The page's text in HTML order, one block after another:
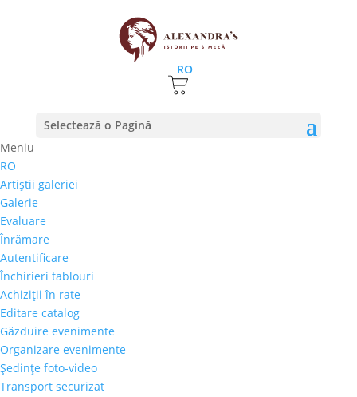
RO
Selectează o Pagină
Meniu
RO
Artiştii galeriei
Galerie
Evaluare
Înrămare
Autentificare
Închirieri tablouri
Achiziţii în rate
Editare catalog
Găzduire evenimente
Organizare evenimente
Şedinţe foto-video
Transport securizat
Prima pagină⚊Magazin
Preţ orientativ
Autor
Perioada
Stil/Şcoală
Tip lucrare
Tehnică
Temă
Cai-Hipism(0)
Citadin